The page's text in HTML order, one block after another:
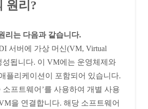
원리?
리는 다음과 같습니다.
서버에 가상 머신(VM, Virtual
성됩니다. 이 VM에는 운영체제와
플리케이션이 포함되어 있습니다.
프트웨어’를 사용하여 개별 사용
을 연결합니다. 해당 소프트웨어